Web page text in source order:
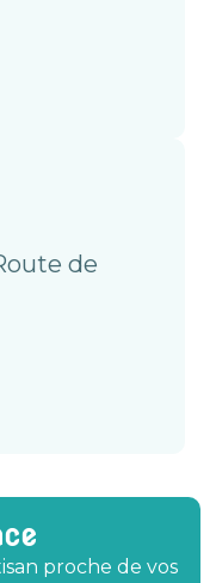
de
proche de vos